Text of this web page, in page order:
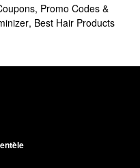
Promo Codes &
, Best Hair Products